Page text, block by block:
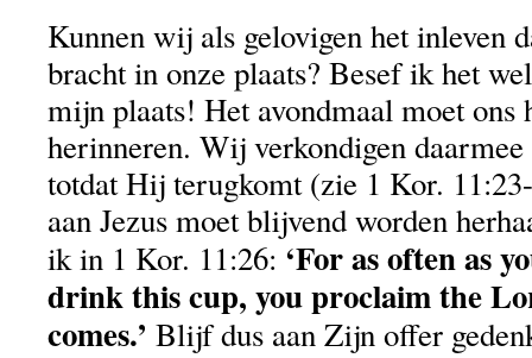
Kunnen wij als gelovigen het inleven
bracht in onze plaats? Besef ik het
mijn plaats! Het avondmaal moet ons
herinneren. Wij verkondigen
totdat Hij terugkomt (zie 1 Kor.
aan Jezus moet blijvend worden
ik in 1 Kor. 11:26: ‘For as often as
drink this cup, you proclaim the
comes.’ Blijf dus aan Zijn offer